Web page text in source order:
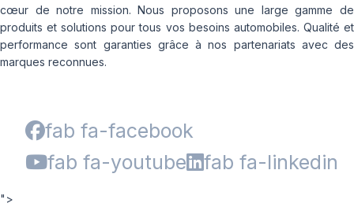
cœur de notre mission. Nous proposons une large gamme de
produits et solutions pour tous vos besoins automobiles. Qualité et
performance sont garanties grâce à nos partenariats avec des
marques reconnues.
fab fa-facebook
fab fa-youtube
fab fa-linkedin
">